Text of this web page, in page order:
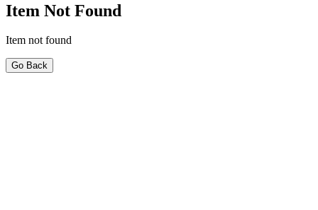
Item Not Found
Item not found
Go Back